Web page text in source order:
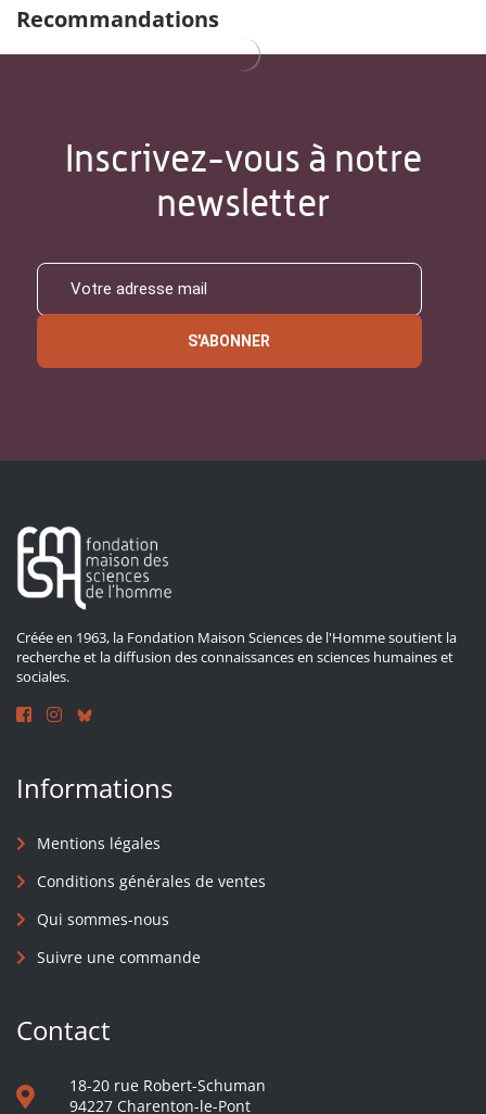
Recommandations
Inscrivez-vous à notre
newsletter
S'ABONNER
Créée en 1963, la Fondation Maison Sciences de l'Homme soutient la
recherche et la diffusion des connaissances en sciences humaines et
sociales.
Informations
Mentions légales
Conditions générales de ventes
Qui sommes-nous
Suivre une commande
Contact
18-20 rue Robert-Schuman
94227 Charenton-le-Pont